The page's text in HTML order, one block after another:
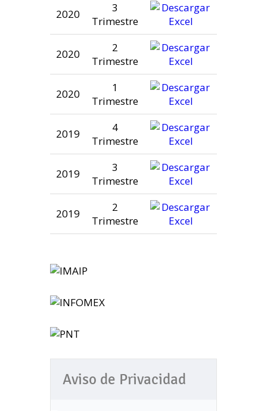
2020
3
Trimestre
2020
2
Trimestre
2020
1
Trimestre
2019
4
Trimestre
2019
3
Trimestre
2019
2
Trimestre
Aviso de Privacidad